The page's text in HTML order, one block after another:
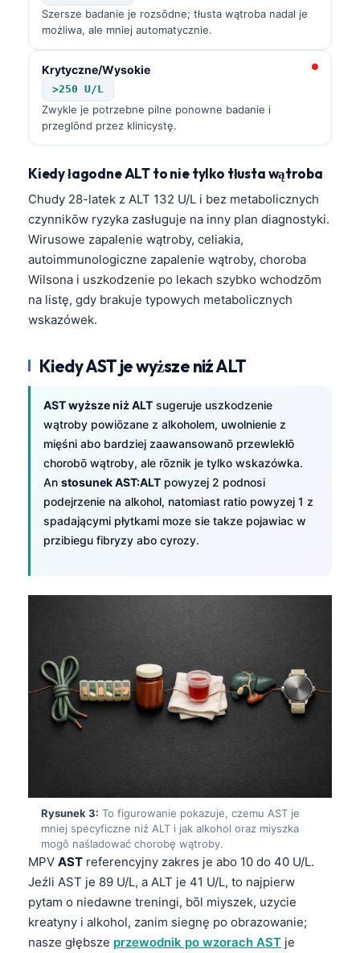
Szersze badanie je rozsōdne; tłusta wątroba nadal je
możliwa, ale mniej automatycznie.
Krytyczne/Wysokie
>250 U/L
Zwykle je potrzebne pilne ponowne badanie i
przeglōnd przez klinicystę.
Kiedy łagodne ALT to nie tylko tłusta wątroba
Chudy 28-latek z ALT 132 U/L i bez metabolicznych
czynnikōw ryzyka zasługuje na inny plan diagnostyki.
Wirusowe zapalenie wątroby, celiakia,
autoimmunologiczne zapalenie wątroby, choroba
Wilsona i uszkodzenie po lekach szybko wchodzōm
na listę, gdy brakuje typowych metabolicznych
wskazówek.
Kiedy AST je wyższe niź ALT
AST wyższe niż ALT sugeruje uszkodzenie
wątroby powiōzane z alkoholem, uwolnienie z
mięśni abo bardziej zaawansowanō przewlekłō
chorobō wątroby, ale rōznik je tylko wskazówka.
An stosunek AST:ALT powyzej 2 podnosi
podejrzenie na alkohol, natomiast ratio powyzej 1 z
spadającymi płytkami moze sie takze pojawiac w
przibiegu fibryzy abo cyrozy.
Rysunek 3: To figurowanie pokazuje, czemu AST je
mniej specyficzne niź ALT i jak alkohol oraz miyszka
mogō naśladować chorobę wątroby.
MPV AST referencyjny zakres je abo 10 do 40 U/L.
Jeźli AST je 89 U/L, a ALT je 41 U/L, to najpierw
pytam o niedawne treningi, bōl miyszek, uzycie
kreatyny i alkohol, zanim siegnę po obrazowanie;
nasze głębsze przewodnik po wzorach AST je